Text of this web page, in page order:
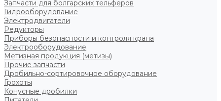
Запчасти для болгарских тельферов
Гидрооборудование
Электродвигатели
Редукторы
Приборы безопасности и контроля крана
Электрооборудование
Метизная продукция (метизы)
Прочие запчасти
Дробильно-сортировочное оборудование
Грохоты
Конусные дробилки